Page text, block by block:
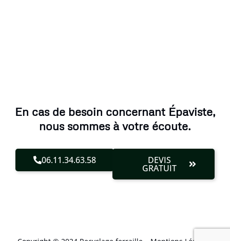
En cas de besoin concernant Épaviste,
nous sommes à votre écoute.
06.11.34.63.58 DEVIS
GRATUIT